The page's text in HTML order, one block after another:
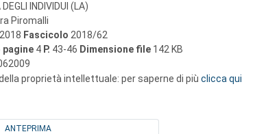
INDIVIDUI (LA)
Piromalli
2018 Fascicolo 2018/62
pagine 4 P. 43-46 Dimensione file 142 KB
della proprietà intellettuale: per saperne di più clicca qui
ANTEPRIMA